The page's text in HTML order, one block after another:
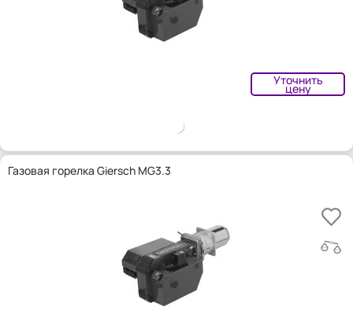
Уточнить
цену
Газовая горелка Giersch MG3.3